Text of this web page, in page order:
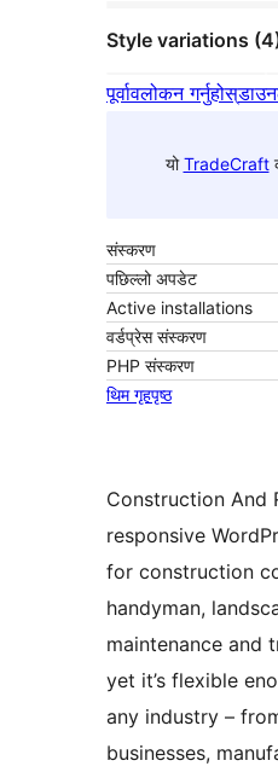
Style variations
पूर्वावलोकन गर्नुहोस्
योTradeCraft
संस्करण
पछिल्लो अपडेट
Active installations
वर्डप्रेस संस्करण
PHP संस्करण
थिम गृहपृष्ठ
Construction And
responsive
for construction
handyman,
maintenance and
yet it’s flexible
any industry –
businesses,